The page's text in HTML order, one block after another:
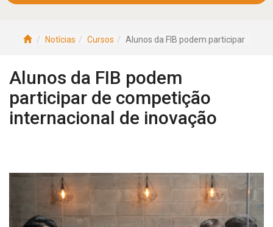
Notícias Cursos Alunos da FIB podem participar
Alunos da FIB podem
participar de competição
internacional de inovação